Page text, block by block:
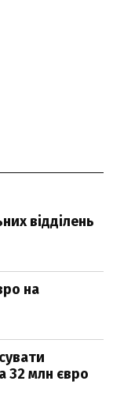
відділень
на
32 млн євро